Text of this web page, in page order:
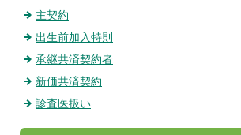
主契約
出生前加入特則
承継共済契約者
新価共済契約
診査医扱い